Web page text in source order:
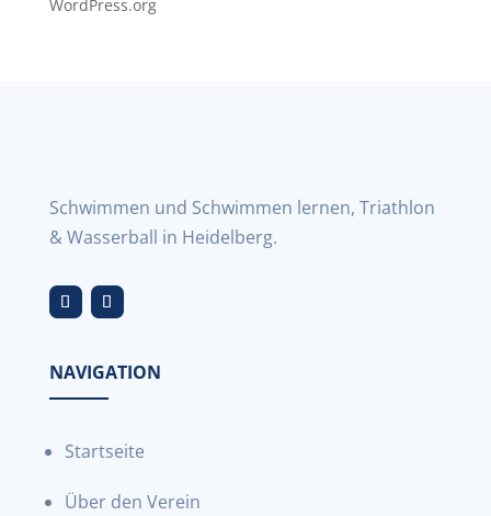
WordPress.org
Schwimmen und Schwimmen lernen, Triathlon
& Wasserball in Heidelberg.
NAVIGATION
Startseite
Über den Verein